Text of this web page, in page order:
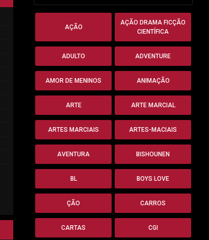
AÇÃO
AÇÃO DRAMA FICÇÃO
CIENTÍFICA
ADULTO ADVENTURE
AMOR DE MENINOS ANIMAÇÃO
ARTE ARTE MARCIAL
ARTES MARCIAIS ARTES-MACIAIS
AVENTURA BISHOUNEN
BL BOYS LOVE
ÇÃO CARROS
CARTAS CGI